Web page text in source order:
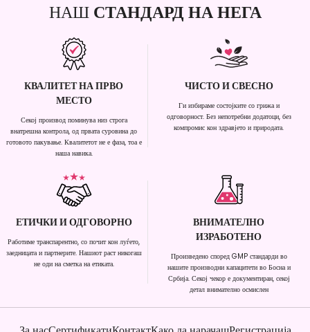
НАШ СТАНДАРД НА НЕГА
КВАЛИТЕТ НА ПРВО
МЕСТО
Секој производ поминува низ строга
внатрешна контрола, од првата суровина до
готовото пакување. Квалитетот не е фаза, тоа е
наша навика.
ЧИСТО И СВЕСНО
Ги избираме состојките со грижа и
одговорност. Без непотребни додатоци, без
компромис кон здравјето и природата.
ЕТИЧКИ И ОДГОВОРНО
Работиме транспарентно, со почит кон луѓето,
заедницата и партнерите. Нашиот раст никогаш
не оди на сметка на етиката.
ВНИМАТЕЛНО
ИЗРАБОТЕНО
Произведено според GMP стандарди во
нашите производни капацитети во Босна и
Србија. Секој чекор е документиран, секој
детал внимателно осмислен